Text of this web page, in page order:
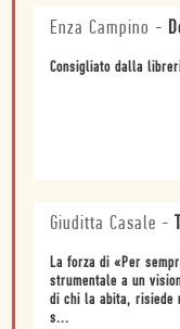
Enza Campino -
Consigliato dalla
Giuditta Casale -
La forza di «Per
strumentale a un
di chi la abita, risiede
s...